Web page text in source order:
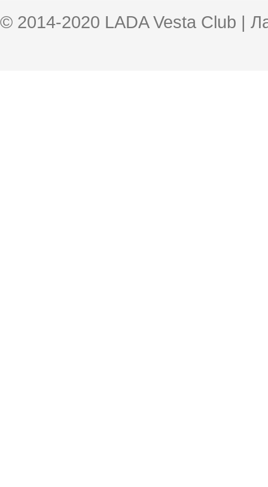
© 2014-2020 LADA Vesta Club |